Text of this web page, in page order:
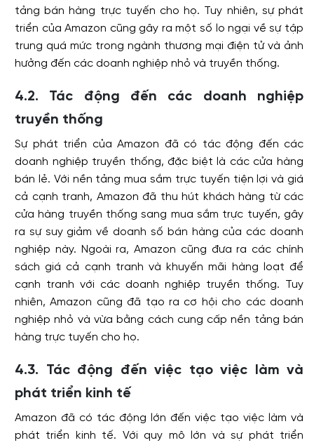
tảng bán hàng trực tuyến cho họ. Tuy nhiên, sự phát
triển của Amazon cũng gây ra một số lo ngại về sự tập
trung quá mức trong ngành thương mại điện tử và ảnh
hưởng đến các doanh nghiệp nhỏ và truyền thống.
4.2. Tác động đến các doanh nghiệp
truyền thống
Sự phát triển của Amazon đã có tác động đến các
doanh nghiệp truyền thống, đặc biệt là các cửa hàng
bán lẻ. Với nền tảng mua sắm trực tuyến tiện lợi và giá
cả cạnh tranh, Amazon đã thu hút khách hàng từ các
cửa hàng truyền thống sang mua sắm trực tuyến, gây
ra sự suy giảm về doanh số bán hàng của các doanh
nghiệp này. Ngoài ra, Amazon cũng đưa ra các chính
sách giá cả cạnh tranh và khuyến mãi hàng loạt để
cạnh tranh với các doanh nghiệp truyền thống. Tuy
nhiên, Amazon cũng đã tạo ra cơ hội cho các doanh
nghiệp nhỏ và vừa bằng cách cung cấp nền tảng bán
hàng trực tuyến cho họ.
4.3. Tác động đến việc tạo việc làm và
phát triển kinh tế
Amazon đã có tác động lớn đến việc tạo việc làm và
phát triển kinh tế. Với quy mô lớn và sự phát triển